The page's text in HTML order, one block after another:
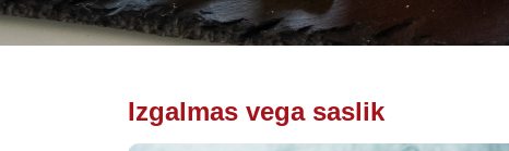
Izgalmas vega saslik